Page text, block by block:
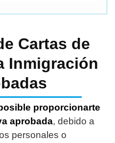
Cartas de
Inmigración
proporcionarte
aprobada, debido a
personales o